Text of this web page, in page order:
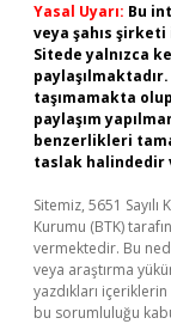
Yasal Uyarı: Bu
veya şahıs
Sitede yalnızca
taşımamakta
paylaşım
benzerlikleri
taslak halindedir
Sitemiz, 5651
Kurumu (BTK)
vermektedir. Bu
veya araştırma
yazdıkları
bu sorumluluğu